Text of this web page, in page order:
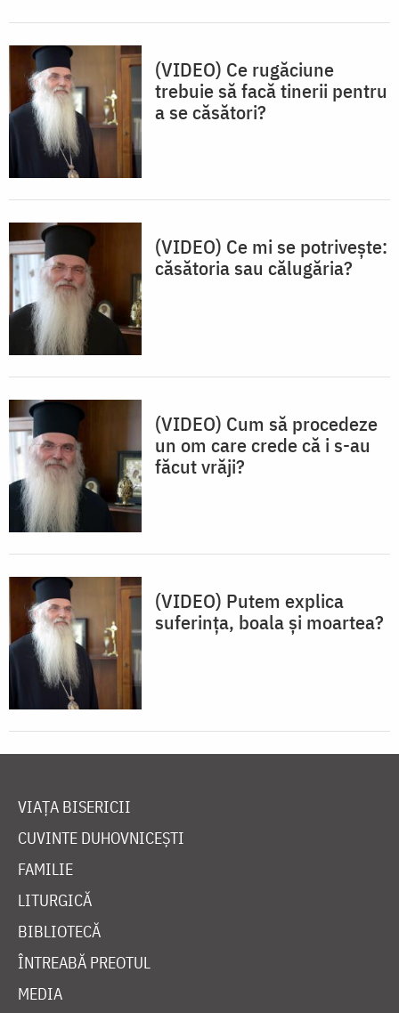
(VIDEO) Ce rugăciune
trebuie să facă tinerii pentru
a se căsători?
(VIDEO) Ce mi se potrivește:
căsătoria sau călugăria?
(VIDEO) Cum să procedeze
un om care crede că i s-au
făcut vrăji?
(VIDEO) Putem explica
suferința, boala și moartea?
VIAȚA BISERICII
CUVINTE DUHOVNICEȘTI
FAMILIE
LITURGICĂ
BIBLIOTECĂ
ÎNTREABĂ PREOTUL
MEDIA